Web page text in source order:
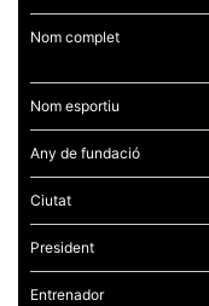
Nom complet
Nom esportiu
Any de fundació
Ciutat
President
Entrenador